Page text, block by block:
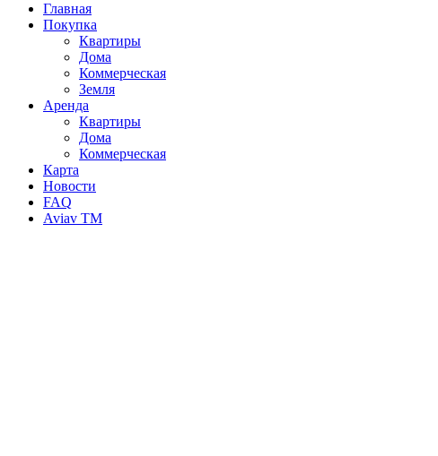
Главная
Покупка
Квартиры
Дома
Коммерческая
Земля
Аренда
Квартиры
Дома
Коммерческая
Карта
Новости
FAQ
Aviav TM